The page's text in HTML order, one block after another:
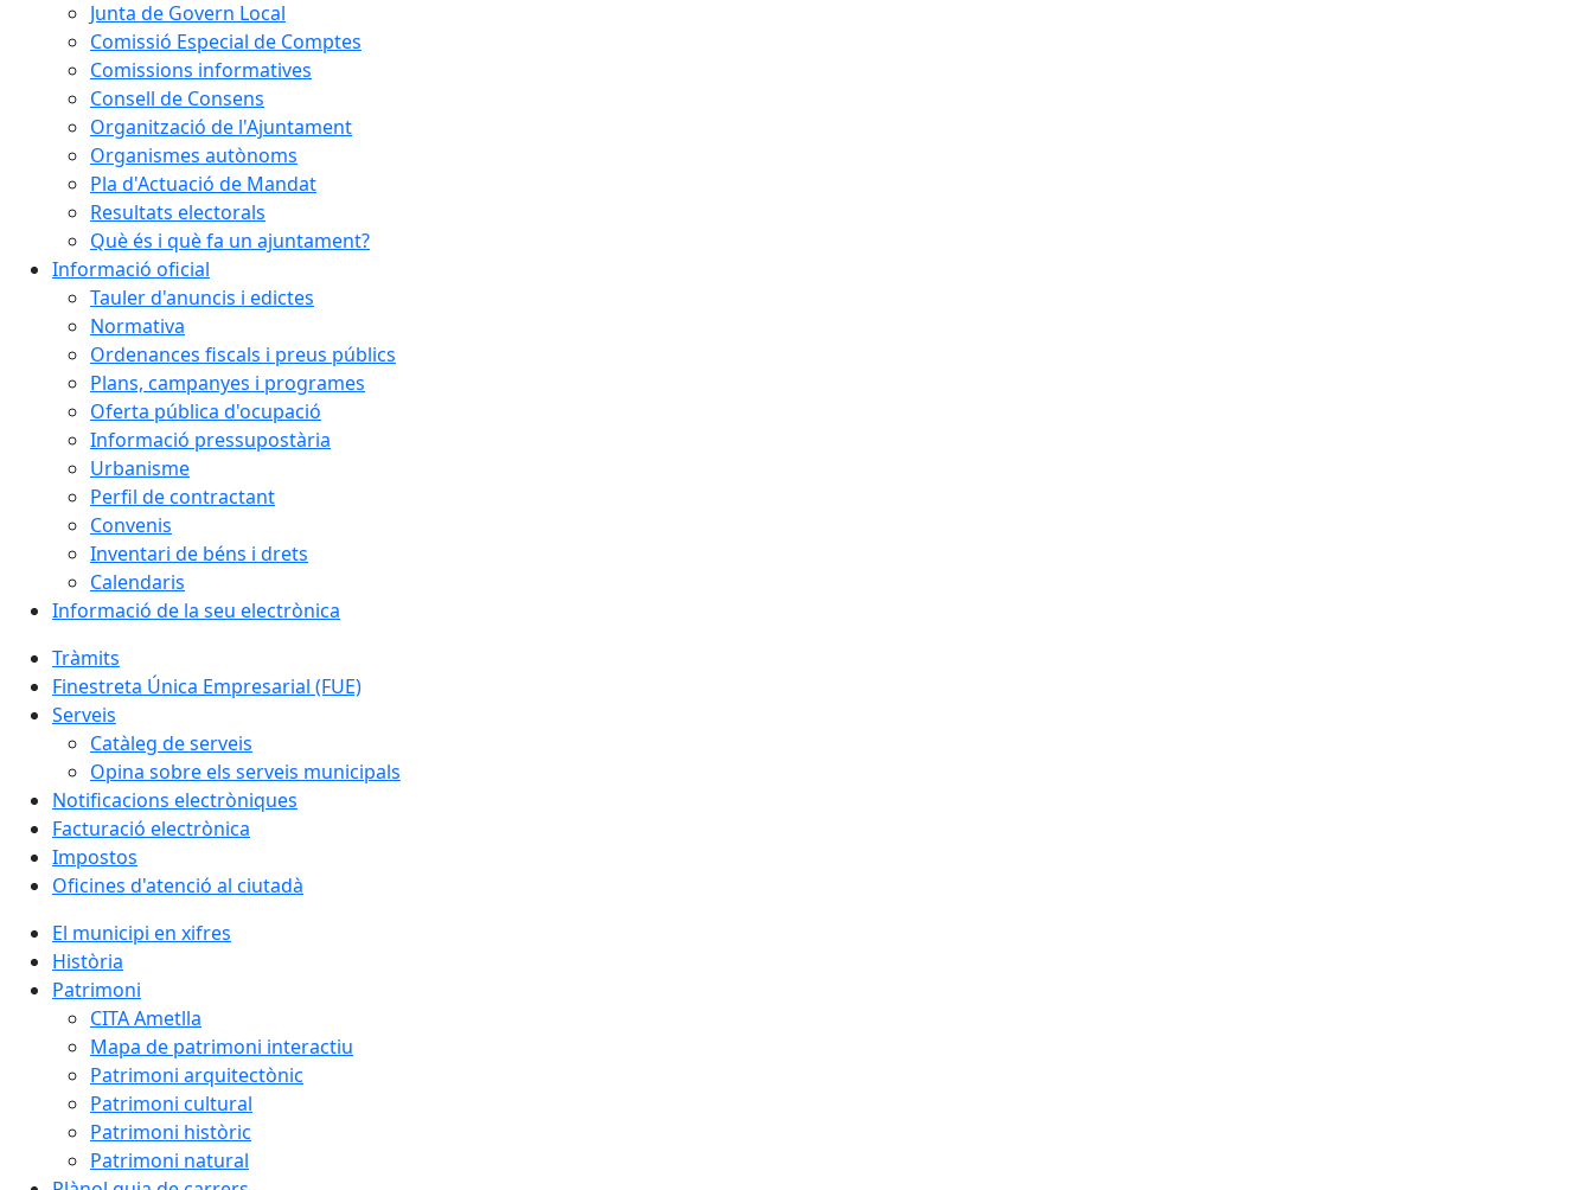
Junta de Govern Local
Comissió Especial de Comptes
Comissions informatives
Consell de Consens
Organització de l'Ajuntament
Organismes autònoms
Pla d'Actuació de Mandat
Resultats electorals
Què és i què fa un ajuntament?
Informació oficial
Tauler d'anuncis i edictes
Normativa
Ordenances fiscals i preus públics
Plans, campanyes i programes
Oferta pública d'ocupació
Informació pressupostària
Urbanisme
Perfil de contractant
Convenis
Inventari de béns i drets
Calendaris
Informació de la seu electrònica
Tràmits
Finestreta Única Empresarial (FUE)
Serveis
Catàleg de serveis
Opina sobre els serveis municipals
Notificacions electròniques
Facturació electrònica
Impostos
Oficines d'atenció al ciutadà
El municipi en xifres
Història
Patrimoni
CITA Ametlla
Mapa de patrimoni interactiu
Patrimoni arquitectònic
Patrimoni cultural
Patrimoni històric
Patrimoni natural